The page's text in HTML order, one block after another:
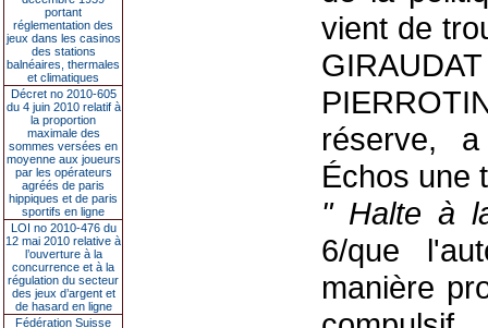
portant
réglementation des
jeux dans les casinos
des stations
balnéaires, thermales
et climatiques
Décret no 2010-605
du 4 juin 2010 relatif à
la proportion
maximale des
sommes versées en
moyenne aux joueurs
par les opérateurs
agréés de paris
hippiques et de paris
sportifs en ligne
LOI no 2010-476 du
12 mai 2010 relative à
l’ouverture à la
concurrence et à la
régulation du secteur
des jeux d’argent et
de hasard en ligne
Fédération Suisse
vient de
GIRAUDAT
réserve,
Échos une
" Halte à
6/que
manière